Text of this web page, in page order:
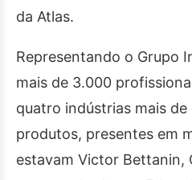
da Atlas.
Representando o Grupo
mais de 3.000
quatro indústrias mais
produtos, presentes em
estavam Victor Bettanin,